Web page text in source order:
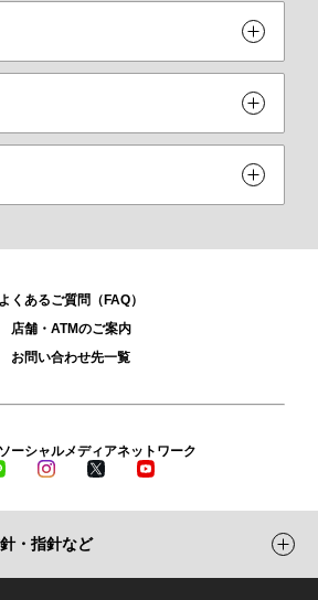
よくあるご質問（FAQ）
店舗・ATMのご案内
お問い合わせ先一覧
ーシャルメディアネットワーク
LINE InstagramX
・指針など